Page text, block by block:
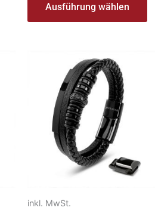
Ausführung wählen
inkl. MwSt.
mehrere
Varianten
auf